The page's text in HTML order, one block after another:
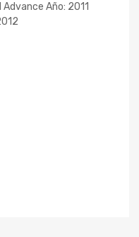
Advance Año: 2011